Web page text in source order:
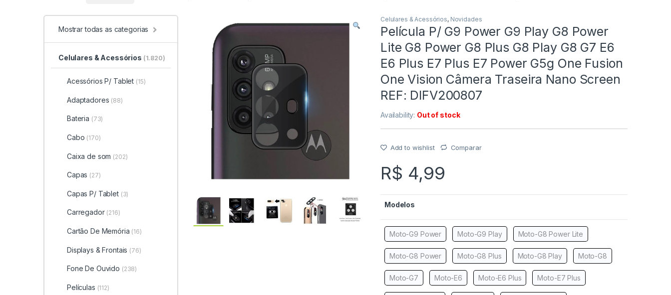
Celulares & Acessórios, Novidades
Película P/ G9 Power G9 Play G8 Power
Lite G8 Power G8 Plus G8 Play G8 G7 E6
E6 Plus E7 Plus E7 Power G5g One Fusion
One Vision Câmera Traseira Nano Screen
REF: DIFV200807
Availability: Out of stock
Add to wishlist Comparar
R$ 4,99
Modelos
Moto-G9 Power Moto-G9 Play Moto-G8 Power Lite
Moto-G8 Power Moto-G8 Plus Moto-G8 Play Moto-G8
Moto-G7 Moto-E6 Moto-E6 Plus Moto-E7 Plus
Mostrar todas as categorias
Celulares & Acessórios (1.820)
Acessórios P/ Tablet (15)
Adaptadores (88)
Bateria (73)
Cabo (170)
Caixa de som (202)
Capas (27)
Capas P/ Tablet (3)
Carregador (216)
Cartão De Memória (16)
Displays & Frontais (76)
Fone De Ouvido (238)
Películas (112)